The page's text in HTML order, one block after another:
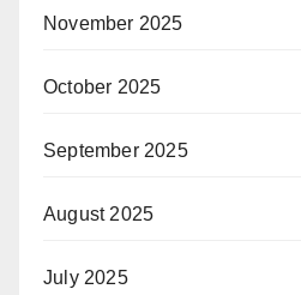
November 2025
October 2025
September 2025
August 2025
July 2025